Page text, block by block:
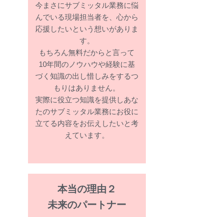
今まさにサブミッタル業務に悩
んでいる現場担当者を、心から
応援したいという想いがありま
す。
もちろん無料だからと言って
10年間のノウハウや経験に基
づく知識の出し惜しみをするつ
もりはありません。
実際に役立つ知識を提供しあな
たのサブミッタル業務にお役に
立てる内容をお伝えしたいと考
えています。
本当の理由２
未来のパートナー